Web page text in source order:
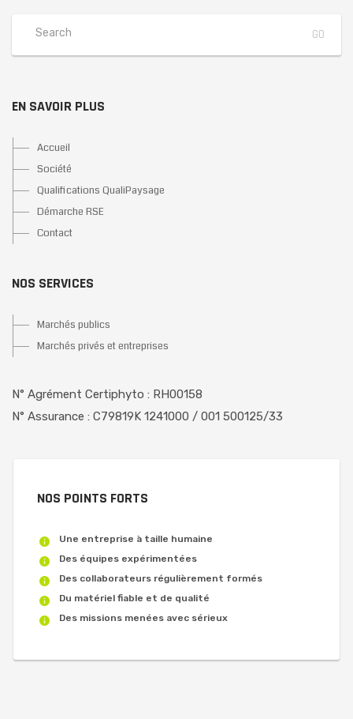
EN SAVOIR PLUS
Accueil
Société
Qualifications QualiPaysage
Démarche RSE
Contact
NOS SERVICES
Marchés publics
Marchés privés et entreprises
N° Agrément Certiphyto : RH00158
N° Assurance : C79819K 1241000 / 001 500125/33
NOS POINTS FORTS
Une entreprise à taille humaine
Des équipes expérimentées
Des collaborateurs régulièrement formés
Du matériel fiable et de qualité
Des missions menées avec sérieux